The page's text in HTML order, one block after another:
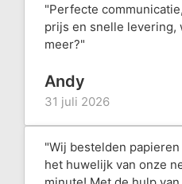
"Perfecte
prijs en snelle levering,
meer?"
Andy
31 juli 2026
"Wij bestelden
het huwelijk van onze